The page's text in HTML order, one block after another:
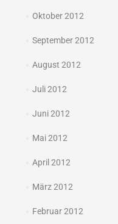
Oktober 2012
September 2012
August 2012
Juli 2012
Juni 2012
Mai 2012
April 2012
März 2012
Februar 2012